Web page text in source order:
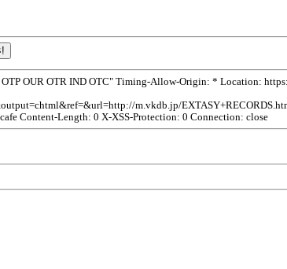
OUR OTR IND OTC" Timing-Allow-Origin: * Location:
m.vkdb.jp/
Content-Length: 0 X-XSS-Protection: 0 Connection: close